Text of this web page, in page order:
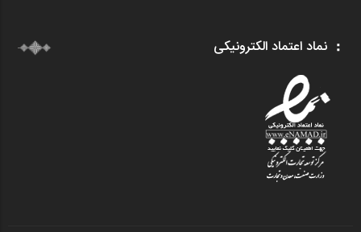
نماد اعتماد الکترونیکی